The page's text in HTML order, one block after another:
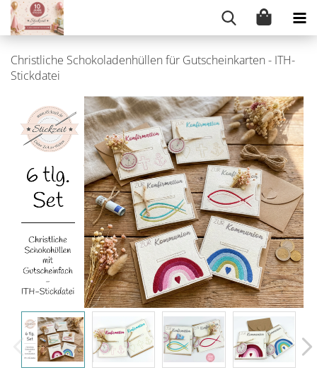
Christliche Schokoladenhüllen für Gutscheinkarten - ITH-
Stickdatei